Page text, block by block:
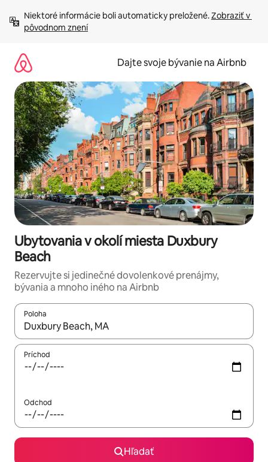
obsah.
Niektoré informácie boli automaticky preložené. Zobraziť v
pôvodnom znení
Dajte svoje bývanie na Airbnb
Ubytovania v okolí miesta Duxbury
Beach
Rezervujte si jedinečné dovolenkové prenájmy,
bývania a mnoho iného na Airbnb
Poloha
Keď budú výsledky k dispozícii, môžete si ich prechádzať
Príchod
Odchod
Hľadať